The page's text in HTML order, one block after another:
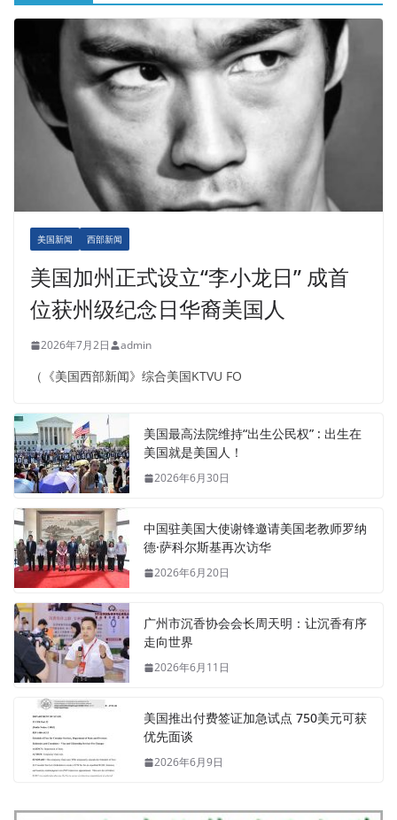
美国新闻 西部新闻
美国加州正式设立“李小龙日” 成首
位获州级纪念日华裔美国人
2026年7月2日 admin
（《美国西部新闻》综合美国KTVU FO
美国最高法院维持“出生公民权” : 出生在
美国就是美国人！
2026年6月30日
中国驻美国大使谢锋邀请美国老教师罗纳
德·萨科尔斯基再次访华
2026年6月20日
广州市沉香协会会长周天明：让沉香有序
走向世界
2026年6月11日
美国推出付费签证加急试点 750美元可获
优先面谈
2026年6月9日